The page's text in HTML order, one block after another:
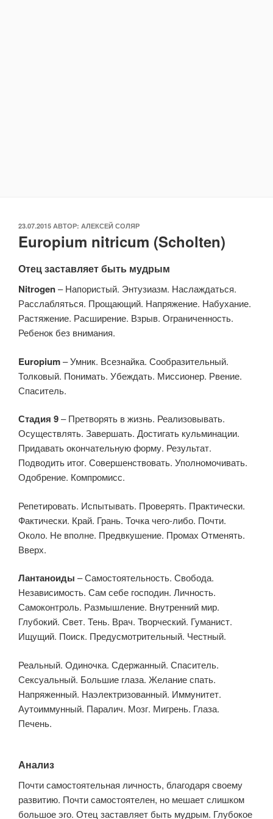
ОПУБЛИКОВАНО
23.07.2015 АВТОР: АЛЕКСЕЙ СОЛЯР
Europium nitricum (Scholten)
Отец заставляет быть мудрым
Nitrogen– Напористый. Энтузиазм. Наслаждаться.
Расслабляться. Прощающий. Напряжение. Набухание.
Растяжение. Расширение. Взрыв. Ограниченность.
Ребенок без внимания.
Europium– Умник. Всезнайка. Сообразительный.
Толковый. Понимать. Убеждать. Миссионер. Рвение.
Спаситель.
Стадия 9– Претворять в жизнь. Реализовывать.
Осуществлять. Завершать. Достигать кульминации.
Придавать окончательную форму. Результат.
Подводить итог. Совершенствовать. Уполномочивать.
Одобрение. Компромисс.
Репетировать. Испытывать. Проверять. Практически.
Фактически. Край. Грань. Точка чего-либо. Почти.
Около. Не вполне. Предвкушение. Промах Отменять.
Вверх.
Лантаноиды – Самостоятельность. Свобода.
Независимость. Сам себе господин. Личность.
Самоконтроль. Размышление. Внутренний мир.
Глубокий. Свет. Тень. Врач. Творческий. Гуманист.
Ищущий. Поиск. Предусмотрительный. Честный.
Реальный. Одиночка. Сдержанный. Спаситель.
Сексуальный. Большие глаза. Желание спать.
Напряженный. Наэлектризованный. Иммунитет.
Аутоиммунный. Паралич. Мозг. Мигрень. Глаза.
Печень.
Анализ
Почти самостоятельная личность, благодаря своему
развитию. Почти самостоятелен, но мешает слишком
большое эго. Отец заставляет быть мудрым. Глубокое